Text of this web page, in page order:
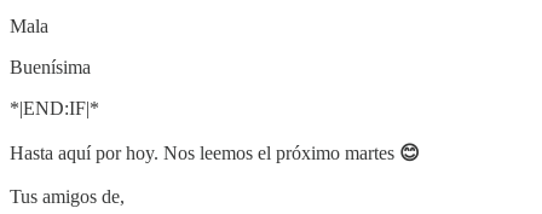
Mala
Buenísima
*|END:IF|*
Hasta aquí por hoy. Nos leemos el próximo martes 😊
Tus amigos de,